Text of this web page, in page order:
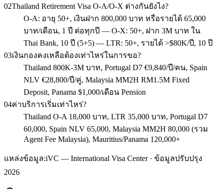
02Thailand Retirement Visa O-A/O-X ต่างกันยังไง?
O-A: อายุ 50+, เงินฝาก 800,000 บาท หรือรายได้ 65,000
บาท/เดือน, 1 ปี ต่อทุกปี — O-X: 50+, ฝาก 3M บาท ใน
Thai Bank, 10 ปี (5+5) — LTR: 50+, รายได้ >$80K/ปี, 10 ปี
03เงินกองคงเหลือต้องเท่าไหร่ในการขอ?
Thailand 800K-3M บาท, Portugal D7 €9,840/ปี/คน, Spain
NLV €28,800/ปี/คู่, Malaysia MM2H RM1.5M Fixed
Deposit, Panama $1,000/เดือน Pension
04ค่าบริการเริ่มเท่าไหร่?
Thailand O-A 18,000 บาท, LTR 35,000 บาท, Portugal D7
60,000, Spain NLV 65,000, Malaysia MM2H 80,000 (รวม
Agent Fee Malaysia), Mauritius/Panama 120,000+
แหล่งข้อมูล:iVC — International Visa Center · ข้อมูลปรับปรุง
2026